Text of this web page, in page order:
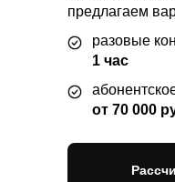
предлагаем
разовые
1 час
от 70 000